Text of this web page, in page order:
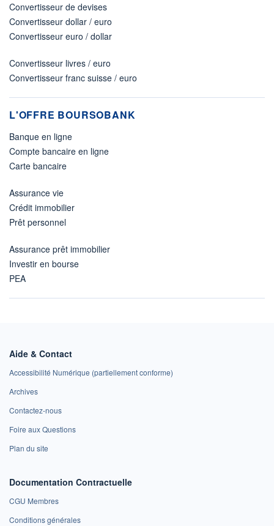
Convertisseur de devises
Convertisseur dollar / euro
Convertisseur euro / dollar
Convertisseur livres / euro
Convertisseur franc suisse / euro
L'OFFRE BOURSOBANK
Banque en ligne
Compte bancaire en ligne
Carte bancaire
Assurance vie
Crédit immobilier
Prêt personnel
Assurance prêt immobilier
Investir en bourse
PEA
Aide & Contact
Accessibilité Numérique (partiellement conforme)
Archives
Contactez-nous
Foire aux Questions
Plan du site
Documentation Contractuelle
CGU Membres
Conditions générales